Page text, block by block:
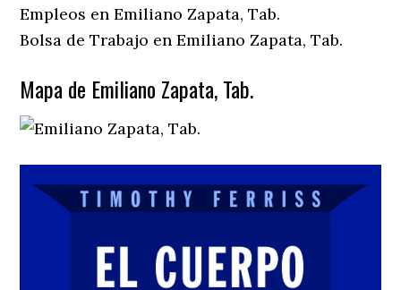
Empleos en Emiliano Zapata, Tab.
Bolsa de Trabajo en Emiliano Zapata, Tab.
Mapa de Emiliano Zapata, Tab.